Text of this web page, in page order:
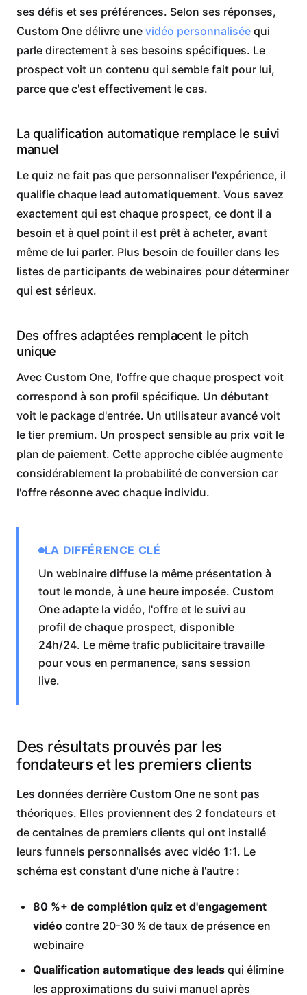
ses défis et ses préférences. Selon ses réponses,
Custom One délivre une vidéo personnalisée qui
parle directement à ses besoins spécifiques. Le
prospect voit un contenu qui semble fait pour lui,
parce que c'est effectivement le cas.
La qualification automatique remplace le suivi
manuel
Le quiz ne fait pas que personnaliser l'expérience, il
qualifie chaque lead automatiquement. Vous savez
exactement qui est chaque prospect, ce dont il a
besoin et à quel point il est prêt à acheter, avant
même de lui parler. Plus besoin de fouiller dans les
listes de participants de webinaires pour déterminer
qui est sérieux.
Des offres adaptées remplacent le pitch
unique
Avec Custom One, l'offre que chaque prospect voit
correspond à son profil spécifique. Un débutant
voit le package d'entrée. Un utilisateur avancé voit
le tier premium. Un prospect sensible au prix voit le
plan de paiement. Cette approche ciblée augmente
considérablement la probabilité de conversion car
l'offre résonne avec chaque individu.
LA DIFFÉRENCE CLÉ
Un webinaire diffuse la même présentation à
tout le monde, à une heure imposée. Custom
One adapte la vidéo, l'offre et le suivi au
profil de chaque prospect, disponible
24h/24. Le même trafic publicitaire travaille
pour vous en permanence, sans session
live.
Des résultats prouvés par les
fondateurs et les premiers clients
Les données derrière Custom One ne sont pas
théoriques. Elles proviennent des 2 fondateurs et
de centaines de premiers clients qui ont installé
leurs funnels personnalisés avec vidéo 1:1. Le
schéma est constant d'une niche à l'autre :
80 %+ de complétion quiz et d'engagement
vidéo contre 20-30 % de taux de présence en
webinaire
Qualification automatique des leads qui élimine
les approximations du suivi manuel après